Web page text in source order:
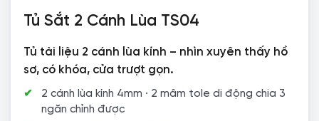
Tủ Sắt 2 Cánh Lùa TS04
Tủ tài liệu 2 cánh lùa kính – nhìn xuyên thấy hồ
sơ, có khóa, cửa trượt gọn.
2 cánh lùa kính 4mm · 2 mâm tole di động chia 3
ngăn chỉnh được